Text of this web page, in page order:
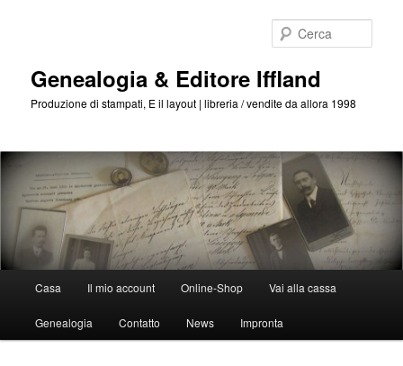
Genealogia & Editore Iffland
Produzione di stampati, E il layout | libreria / vendite da allora 1998
Casa Il mio account Online-Shop Vai alla cassa
Genealogia Contatto News Impronta